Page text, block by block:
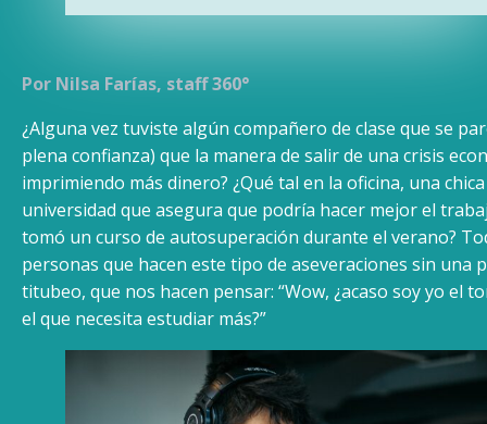
Por Nilsa Farías, staff 360°
¿Alguna vez tuviste algún compañero de clase que se
plena confianza) que la manera de salir de una crisis
imprimiendo más dinero? ¿Qué tal en la oficina, una
universidad que asegura que podría hacer mejor el
tomó un curso de autosuperación durante el verano?
personas que hacen este tipo de aseveraciones sin una
titubeo, que nos hacen pensar: “Wow, ¿acaso soy yo el
el que necesita estudiar más?”